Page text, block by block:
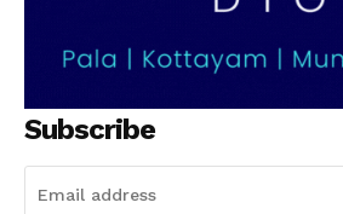
Subscribe